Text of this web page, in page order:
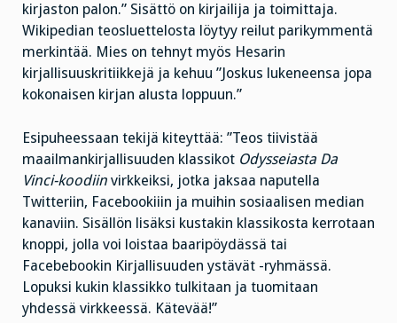
kirjaston palon.” Sisättö on kirjailija ja toimittaja.
Wikipedian teosluettelosta löytyy reilut parikymmentä
merkintää. Mies on tehnyt myös Hesarin
kirjallisuuskritiikkejä ja kehuu ”Joskus lukeneensa jopa
kokonaisen kirjan alusta loppuun.”
Esipuheessaan tekijä kiteyttää: ”Teos tiivistää
maailmankirjallisuuden klassikot Odysseiasta Da
Vinci-koodiin virkkeiksi, jotka jaksaa naputella
Twitteriin, Facebookiiin ja muihin sosiaalisen median
kanaviin. Sisällön lisäksi kustakin klassikosta kerrotaan
knoppi, jolla voi loistaa baaripöydässä tai
Facebebookin Kirjallisuuden ystävät -ryhmässä.
Lopuksi kukin klassikko tulkitaan ja tuomitaan
yhdessä virkkeessä. Kätevää!”